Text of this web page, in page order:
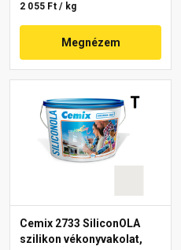
2 055 Ft / kg
Megnézem
Cemix 2733 SiliconOLA
szilikon vékonyvakolat,